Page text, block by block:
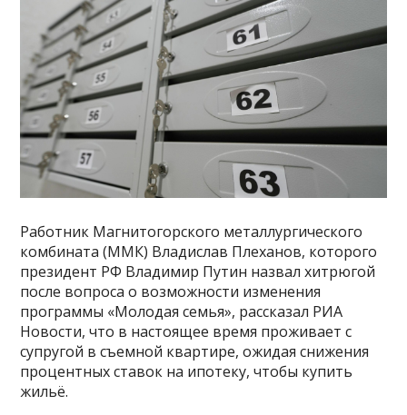
Работник Магнитогорского металлургического
комбината (ММК) Владислав Плеханов, которого
президент РФ Владимир Путин назвал хитрюгой
после вопроса о возможности изменения
программы «Молодая семья», рассказал РИА
Новости, что в настоящее время проживает с
супругой в съемной квартире, ожидая снижения
процентных ставок на ипотеку, чтобы купить
жильё.